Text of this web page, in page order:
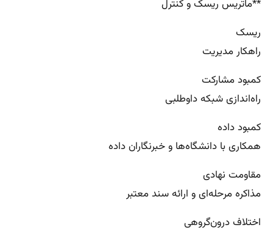
**ماتریس ریسک و کنترل
ریسک
راهکار مدیریت
کمبود مشارکت
راه‌اندازی شبکه داوطلبی
کمبود داده
همکاری با دانشگاه‌ها و خبرنگاران داده
مقاومت نهادی
مذاکره مرحله‌ای و ارائه سند معتبر
اختلاف درون‌گروهی